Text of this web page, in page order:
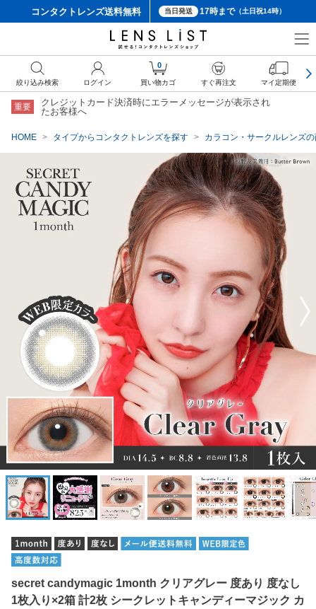
コンタクトレンズ送料無料 当日発送 17時まで（土日祝14時）
重要
クレジットカード決済時にエラーメッセージが表示され
たお客様へ
HOME タイプからコンタクトレンズを探す カラコン・サークルレンズ
secret candymagic 1month クリアグレー 度あり 度なし
1枚入り×2箱 計2枚 シークレットキャンディーマジック カ
絞り込み検索 ログイン
0
買い物カゴ すぐ再注文 マイ定期便
クーポン詳細